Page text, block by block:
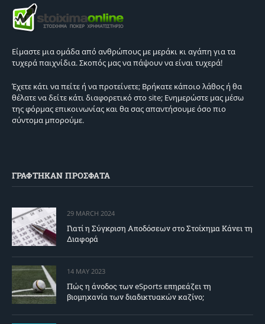
Είμαστε μια ομάδα από ανθρώπους με μεράκι κι αγάπη για τα
τυχερά παιχνίδια. Σκοπός μας να πάψουν να είναι τυχερά!
Έχετε κάτι να πείτε ή να προτείνετε; Βρήκατε κάποιο λάθος ή θα
θέλατε να δείτε κάτι διαφορετικό στο site; Ενημερώστε μας μέσω
της φόρμας επικοινωνίας και θα σας απαντήσουμε όσο πιο
σύντομα μπορούμε.
ΓΡΑΦΤΗΚΑΝ ΠΡΟΣΦΑΤΑ
29 MARCH 2024
Γιατί η Σύγκριση Αποδόσεων στο Στοίχημα Κάνει τη
Διαφορά
14 MAY 2023
Πώς η άνοδος των eSports επηρεάζει τη
βιομηχανία των διαδικτυακών καζίνο;